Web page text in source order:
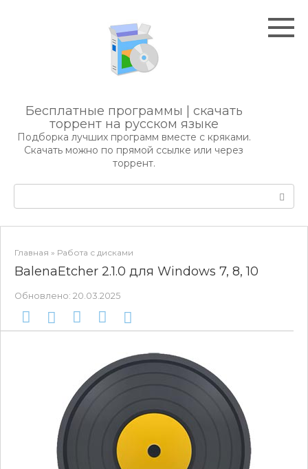
Бесплатные программы | скачать
торрент на русском языке
Подборка лучших программ вместе с кряками.
Скачать можно по прямой ссылке или через
торрент.
Главная » Работа с дисками
BalenaEtcher 2.1.0 для Windows 7, 8, 10
Обновлено: 20.03.2025